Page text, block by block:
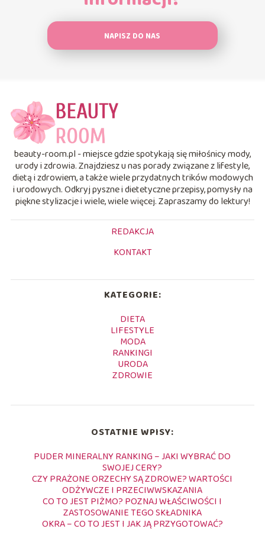
NAPISZ DO NAS
beauty-room.pl - miejsce gdzie spotykają się miłośnicy mody,
urody i zdrowia. Znajdziesz u nas porady związane z lifestyle,
dietą i zdrowiem, a także wiele przydatnych trików modowych
i urodowych. Odkryj pyszne i dietetyczne przepisy, pomysły na
piękne stylizacje i wiele, wiele więcej. Zapraszamy do lektury!
REDAKCJA
KONTAKT
KATEGORIE:
DIETA
LIFESTYLE
MODA
RANKINGI
URODA
ZDROWIE
OSTATNIE WPISY:
PUDER MINERALNY RANKING – JAKI WYBRAĆ DO
SWOJEJ CERY?
CZY PRAŻONE ORZECHY SĄ ZDROWE? WARTOŚCI
ODŻYWCZE I PRZECIWWSKAZANIA
CO TO JEST PIŻMO? POZNAJ WŁAŚCIWOŚCI I
ZASTOSOWANIE TEGO SKŁADNIKA
OKRA – CO TO JEST I JAK JĄ PRZYGOTOWAĆ?